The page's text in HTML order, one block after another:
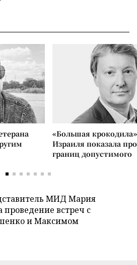
«Большая
Израиля показала
границ допустимого
МИД Мария
проведение встреч с
и Максимом